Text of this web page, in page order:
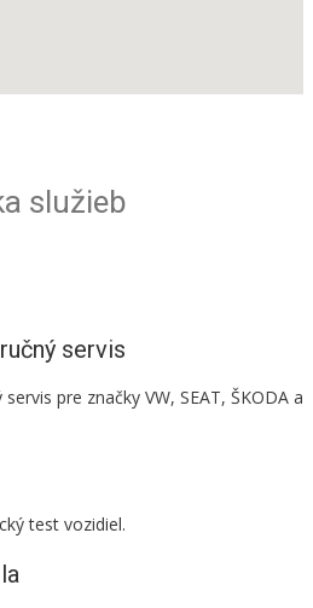
služieb
servis
pre značky VW, SEAT, ŠKODA a
test vozidiel.